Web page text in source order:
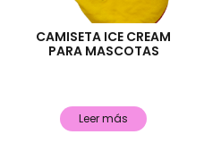
CAMISETA ICE CREAM
PARA MASCOTAS
Leer más